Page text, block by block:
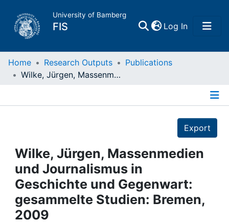
University of Bamberg
FIS Log In(current)
Home
Projects
People
Institutions
Home Research Outputs
Publications
Wilke, Jürgen, Massenmedien und Journalismus in Geschichte und Gegenwart: gesammelte Studien: Bremen, 2009
Export
Wilke, Jürgen, Massenmedien
und Journalismus in
Geschichte und Gegenwart:
gesammelte Studien: Bremen,
2009